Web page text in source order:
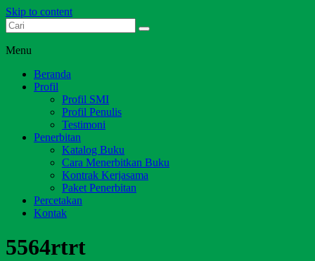
Skip to content
Dari Jambi untuk Indonesia
Menu
Beranda
Profil
Profil SMI
Profil Penulis
Testimoni
Penerbitan
Katalog Buku
Cara Menerbitkan Buku
Kontrak Kerjasama
Paket Penerbitan
Percetakan
Kontak
5564rtrt